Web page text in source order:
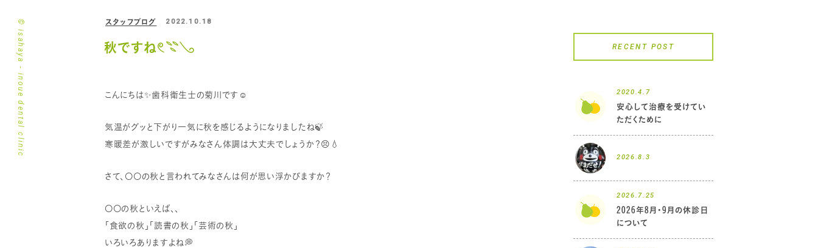
© isahaya - inoue dental clinic スタッフブログ 2022.10.18
秋ですね𓏲𓇢𓂅
こんにちは✨歯科衛生士の菊川です☺️
気温がグッと下がり一気に秋を感じるようになりましたね🍃
寒暖差が激しいですがみなさん体調は大丈夫でしょうか？😣💧
さて、〇〇の秋と言われてみなさんは何が思い浮かびますか？
〇〇の秋といえば、、
「食欲の秋」「読書の秋」「芸術の秋」
いろいろありますよね💭
RECENT POST
2020.4.7
安心して治療を受けてい
ただくために
2026.8.3
2026.7.25
2026年8月・9月の休診日
について